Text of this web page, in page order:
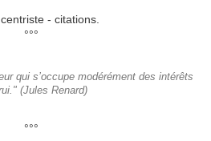
- citations.
°°°
qui s’occupe modérément des intérêts
(Jules Renard)
°°°